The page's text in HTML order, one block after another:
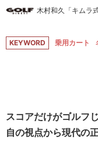
木村和久「キムラ
KEYWORD 乗用カート
スコアだけがゴルフ
自の視点から現代の